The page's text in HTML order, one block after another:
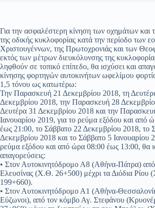
Για την ασφαλέστερη κίνηση των οχημάτων και
της οδικής κυκλοφορίας κατά την περίοδο των
Χριστουγέννων, της Πρωτοχρονιάς και των
εκτός των μέτρων διευκόλυνσης της
ληφθούν σε τοπικό επίπεδο, θα ισχύσει και
κίνησης φορτηγών αυτοκινήτων ωφελίμου
1,5 τόνου ως κατωτέρω:
Την Παρασκευή 21 Δεκεμβρίου 2018, τη
Δεκεμβρίου 2018, την Παρασκευή 28
Δευτέρα 31 Δεκεμβρίου 2018 και την
Ιανουαρίου 2019, για το ρεύμα εξόδου και από
έως 21:00, το Σάββατο 22 Δεκεμβρίου 2018, το
Δεκεμβρίου 2018 και το Σάββατο 5 Ιανουαρίου
ρεύμα εξόδου και από ώρα 08:00 έως 13:00, θα
απαγορεύσεις:
• Στον Αυτοκινητόδρομο Α8 (Αθήνα-Πάτρα) από
Ελευσίνας (Χ.Θ. 26+500) μέχρι τα Διόδια Ρίου
199+660).
• Στον Αυτοκινητόδρομο Α1 (Αθήνα-
Εύζωνοι), από τον κόμβο Αγ. Στεφάνου